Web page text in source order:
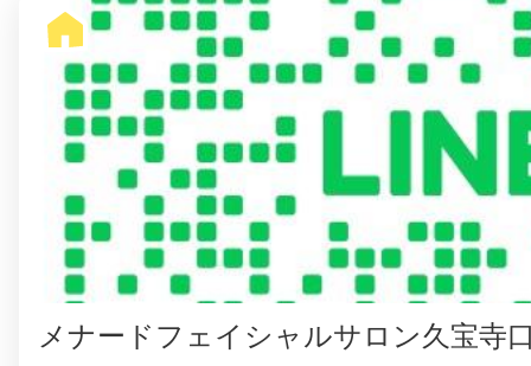
メナードフェイシャルサロン久宝寺
まちのコイン
お知らせ
ヘルプ
お問い合わせ
プライバシーポ